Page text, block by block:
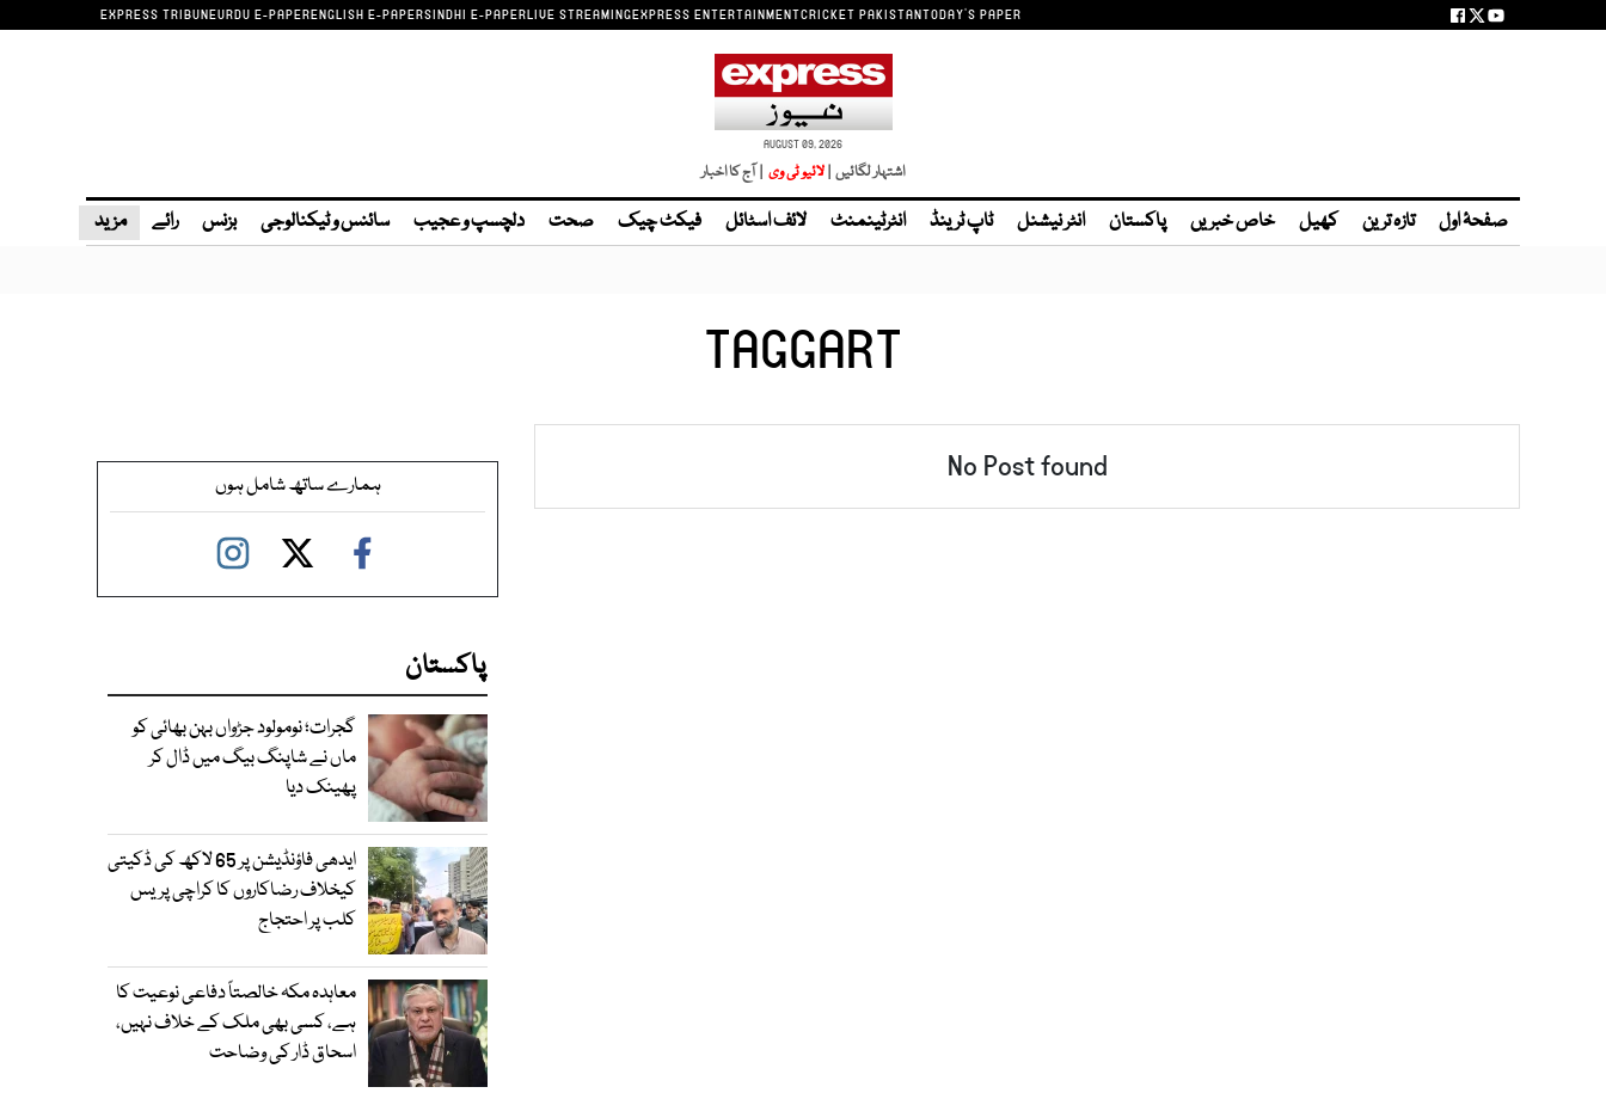
EXPRESS TRIBUNEURDU E-PAPERENGLISH E-PAPERSINDHI E-PAPERLIVE STREAMINGEXPRESS ENTERTAINMENTCRICKET PAKISTANTODAY'S PAPER
AUGUST 09, 2026
اشتہار لگائیں | | آج کا اخبار
صفحۂ اول تازہ ترین کھیل خاص خبریں پاکستان انٹر نیشنل ٹاپ ٹرینڈ انٹرٹینمنٹ لائف اسٹائل فیکٹ چیک صحت دلچسپ و عجیب سائنس و ٹیکنالوجی بزنس رائے مزید
TAGGART
No Post found ہمارے ساتھ شامل ہوں
پاکستان
گجرات؛ نومولود جڑواں بہن بھائی کو
ماں نے شاپنگ بیگ میں ڈال کر
پھینک دیا
ایدھی فاؤنڈیشن پر 65 لاکھ کی ڈکیتی
کیخلاف رضاکاروں کا کراچی پریس
کلب پر احتجاج
معاہدہ مکہ خالصتاً دفاعی نوعیت کا
ہے، کسی بھی ملک کے خلاف نہیں،
اسحاق ڈار کی وضاحت